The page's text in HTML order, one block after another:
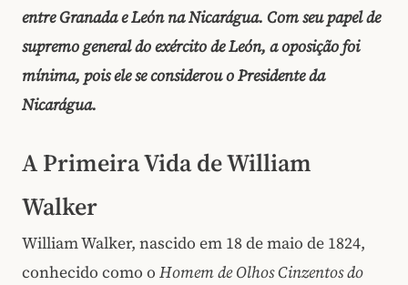
entre Granada e León na Nicarágua. Com seu papel de
supremo general do exército de León, a oposição foi
mínima, pois ele se considerou o Presidente da
Nicarágua.
A Primeira Vida de William
Walker
William Walker, nascido em 18 de maio de 1824,
conhecido como o Homem de Olhos Cinzentos do